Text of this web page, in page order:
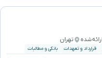
تهران
قرارداد و تعهدات بانکی و مطالبات